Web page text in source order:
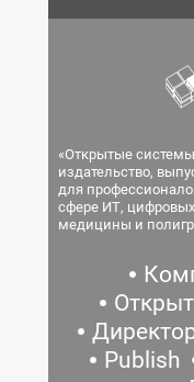
«Открытые
издательство,
для
сфере ИТ,
медицины и
Publish